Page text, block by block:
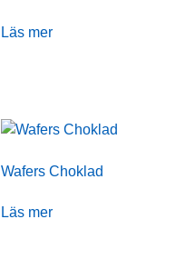
Läs mer
Wafers Choklad
Läs mer